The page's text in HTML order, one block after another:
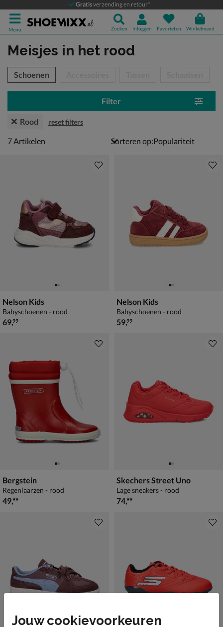
Gratisverzending en retour*
Menu Zoeken Inloggen Favorieten Winkelmand
Meisjes in het rood
over
Schoenen
Filter
Rood reset filters
7 artikelen
7Artikelen Sorteren op:
Nelson Kids
Babyschoenen - rood
€ 69,99
69,99
Nelson Kids
Babyschoenen - rood
€ 59,99
59,99
Bergstein
Regenlaarzen - rood
€ 49,99
49,99
Skechers Street Uno
Lage sneakers - rood
€ 74,99
74,99
Jouw cookievoorkeuren